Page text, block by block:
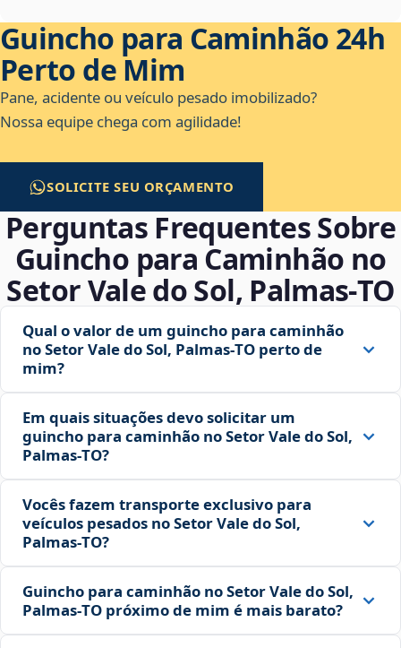
Guincho para Caminhão 24h
Perto de Mim
Pane, acidente ou veículo pesado imobilizado?
Nossa equipe chega com agilidade!
SOLICITE SEU ORÇAMENTO
Perguntas Frequentes Sobre
Guincho para Caminhão no
Setor Vale do Sol, Palmas‑TO
Qual o valor de um guincho para caminhão
no Setor Vale do Sol, Palmas‑TO perto de
mim?
Em quais situações devo solicitar um
guincho para caminhão no Setor Vale do Sol,
Palmas‑TO?
Vocês fazem transporte exclusivo para
veículos pesados no Setor Vale do Sol,
Palmas‑TO?
Guincho para caminhão no Setor Vale do Sol,
Palmas‑TO próximo de mim é mais barato?